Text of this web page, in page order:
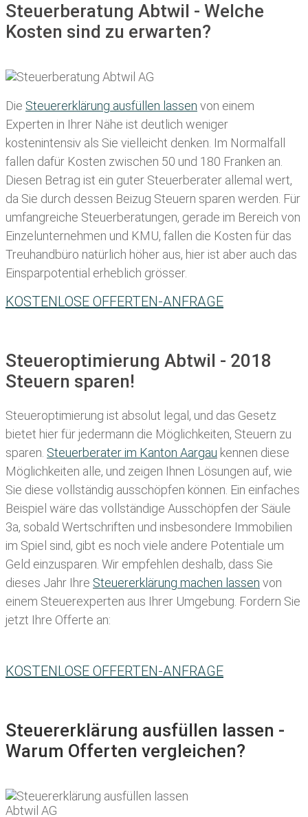
Steuerberatung Abtwil - Welche
Kosten sind zu erwarten?
Die Steuererklärung ausfüllen lassen von einem
Experten in Ihrer Nähe ist deutlich weniger
kostenintensiv als Sie vielleicht denken. Im Normalfall
fallen dafür Kosten zwischen 50 und 180 Franken an.
Diesen Betrag ist ein guter Steuerberater allemal wert,
da Sie durch dessen Beizug Steuern sparen werden. Für
umfangreiche Steuerberatungen, gerade im Bereich von
Einzelunternehmen und KMU, fallen die Kosten für das
Treuhandbüro natürlich höher aus, hier ist aber auch das
Einsparpotential erheblich grösser.
KOSTENLOSE OFFERTEN-ANFRAGE
Steueroptimierung Abtwil - 2018
Steuern sparen!
Steueroptimierung ist absolut legal, und das Gesetz
bietet hier für jedermann die Möglichkeiten, Steuern zu
sparen. Steuerberater im K anton Aargau kennen diese
Möglichkeiten alle, und zeigen Ihnen Lösungen auf, wie
Sie diese vollständig ausschöpfen können. Ein einfaches
Beispiel wäre das vollständige Ausschöpfen der Säule
3a, sobald Wertschriften und insbesondere Immobilien
im Spiel sind, gibt es noch viele andere Potentiale um
Geld einzusparen. Wir empfehlen deshalb, dass Sie
dieses Jahr Ihre Steuererklärung machen lassen von
einem Steuerexperten aus Ihrer Umgebung. Fordern Sie
jetzt Ihre Offerte an:
KOSTENLOSE OFFERTEN-ANFRAGE
Steuererklärung ausfüllen lassen -
Warum Offerten vergleichen?